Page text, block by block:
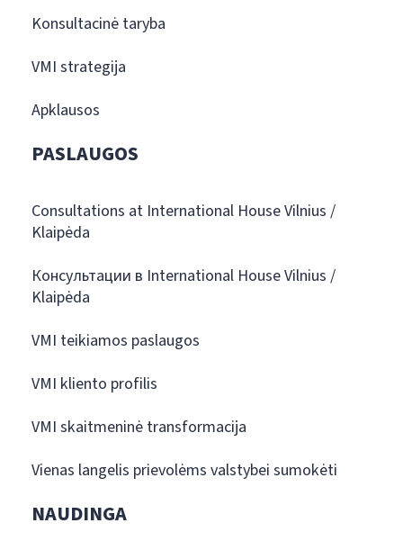
Konsultacinė taryba
VMI strategija
Apklausos
PASLAUGOS
Consultations at International House Vilnius /
Klaipėda
Консультации в International House Vilnius /
Klaipėda
VMI teikiamos paslaugos
VMI kliento profilis
VMI skaitmeninė transformacija
Vienas langelis prievolėms valstybei sumokėti
NAUDINGA